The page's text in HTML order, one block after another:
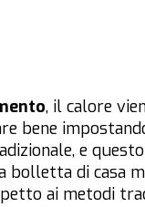
, il calore
bene
e
bolletta di casa
ai metodi